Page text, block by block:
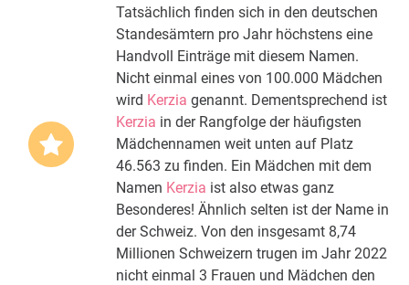
Tatsächlich finden sich in den deutschen
Standesämtern pro Jahr höchstens eine
Handvoll Einträge mit diesem Namen.
Nicht einmal eines von 100.000 Mädchen
wird Kerzia genannt. Dementsprechend ist
Kerzia in der Rangfolge der häufigsten
Mädchennamen weit unten auf Platz
46.563 zu finden. Ein Mädchen mit dem
Namen Kerzia ist also etwas ganz
Besonderes! Ähnlich selten ist der Name in
der Schweiz. Von den insgesamt 8,74
Millionen Schweizern trugen im Jahr 2022
nicht einmal 3 Frauen und Mädchen den